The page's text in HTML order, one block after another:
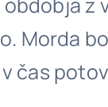
Morda
čas